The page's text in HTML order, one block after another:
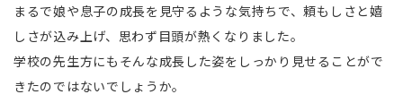
まるで娘や息子の成長を見守るような気持ちで、頼もしさと嬉
しさが込み上げ、思わず目頭が熱くなりました。
学校の先生方にもそんな成長した姿をしっかり見せることがで
きたのではないでしょうか。